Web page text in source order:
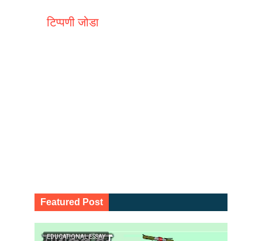
टिप्पणी जोडा
Featured Post
EDUCATIONAL ESSAY